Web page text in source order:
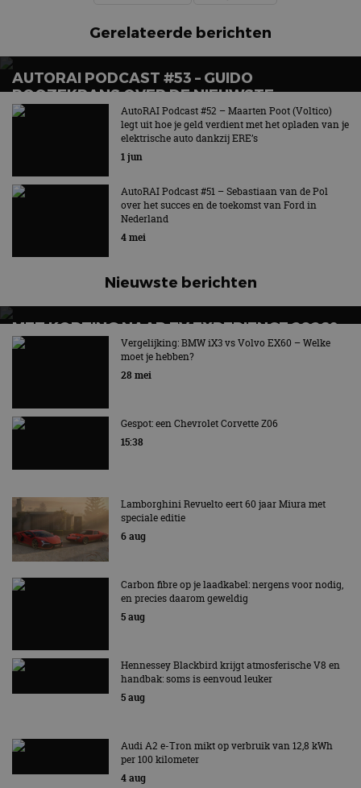
Gerelateerde berichten
AUTORAI PODCAST #53 – GUIDO
ROOZEKRANS OVER DE NIEUWSTE
ELEKTRISCHE MODELLEN VAN TOYOTA EN
AutoRAI Podcast #52 – Maarten Poot (Voltico)
legt uit hoe je geld verdient met het opladen van je
elektrische auto dankzij ERE’s
1 jun
AutoRAI Podcast #51 – Sebastiaan van de Pol
over het succes en de toekomst van Ford in
Nederland
4 mei
Nieuwste berichten
MET KORTING NAAR EV EXPERIENCE 2026?
AUTORAI REGELT HET!
EV Experience 2026 van 24 tot 26 september
Vergelijking: BMW iX3 vs Volvo EX60 – Welke
moet je hebben?
28 mei
Gespot: een Chevrolet Corvette Z06
15:38
Lamborghini Revuelto eert 60 jaar Miura met
speciale editie
6 aug
Carbon fibre op je laadkabel: nergens voor nodig,
en precies daarom geweldig
5 aug
Hennessey Blackbird krijgt atmosferische V8 en
handbak: soms is eenvoud leuker
5 aug
Audi A2 e-Tron mikt op verbruik van 12,8 kWh
per 100 kilometer
4 aug